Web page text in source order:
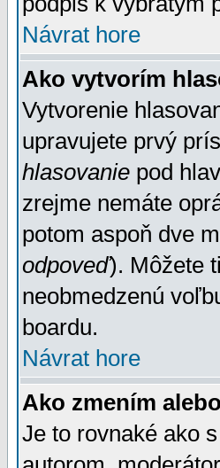
Návrat hore
Ako vytvorím
Vytvorenie
upravujete prvý
hlasovanie pod
zrejme nemáte
potom aspoň dve
odpoveď). Môžete
neobmedzenú
boardu.
Návrat hore
Ako zmením
Je to rovnaké ako